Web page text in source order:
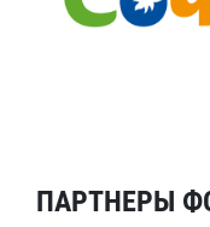
ПАРТНЕРЫ